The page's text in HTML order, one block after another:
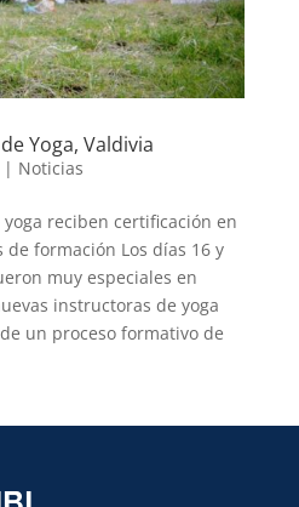
Yoga, Valdivia
Noticias
reciben certificación en
de formación Los días 16 y
muy especiales en
instructoras de yoga
un proceso formativo de